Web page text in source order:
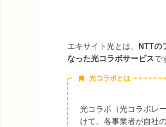
エキサイト光とは、
NTTの
なった光コラボサービスで
光コラボとは
光コラボ（光コラボレ
けて、各事業者が自社